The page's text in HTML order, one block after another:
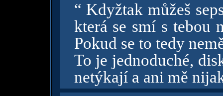
“ Kdyžtak můžeš
která se smí s tebou
Pokud se to tedy
To je jednoduché,
netýkají a ani mě